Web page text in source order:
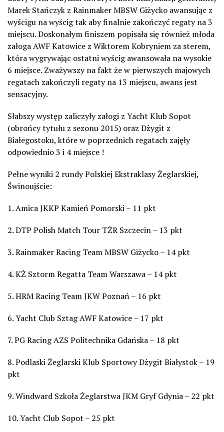
Marek Stańczyk z Rainmaker MBSW Giżycko awansując z
wyścigu na wyścig tak aby finalnie zakończyć regaty na 3
miejscu. Doskonałym finiszem popisała się również młoda
załoga AWF Katowice z Wiktorem Kobryniem za sterem,
która wygrywając ostatni wyścig awansowała na wysokie
6 miejsce. Zważywszy na fakt że w pierwszych majowych
regatach zakończyli regaty na 13 miejscu, awans jest
sensacyjny.
Słabszy występ zaliczyły załogi z Yacht Klub Sopot
(obrońcy tytułu z sezonu 2015) oraz Dżygit z
Białegostoku, które w poprzednich regatach zajęły
odpowiednio 3 i 4 miejsce !
Pełne wyniki 2 rundy Polskiej Ekstraklasy Żeglarskiej,
Świnoujście:
1. Amica JKKP Kamień Pomorski – 11 pkt
2. DTP Polish Match Tour TŻR Szczecin – 13 pkt
3. Rainmaker Racing Team MBSW Giżycko – 14 pkt
4. KŻ Sztorm Regatta Team Warszawa – 14 pkt
5. HRM Racing Team JKW Poznań – 16 pkt
6. Yacht Club Sztag AWF Katowice – 17 pkt
7. PG Racing AZS Politechnika Gdańska – 18 pkt
8. Podlaski Żeglarski Klub Sportowy Dżygit Białystok – 19
pkt
9. Windward Szkoła Żeglarstwa JKM Gryf Gdynia – 22 pkt
10. Yacht Club Sopot – 25 pkt